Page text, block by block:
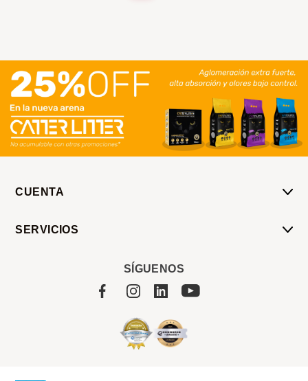
CUENTA
SERVICIOS
SÍGUENOS